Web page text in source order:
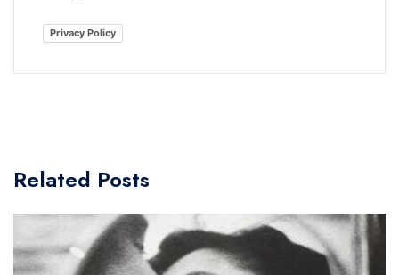
Privacy Policy
Related Posts